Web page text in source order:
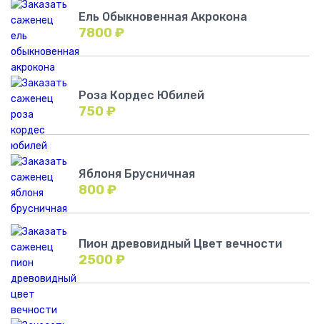
Ель Обыкновенная Акрокона
7800₽
Роза Кордес Юбилей
750₽
Яблоня Брусничная
800₽
Пион древовидный Цвет вечности
2500₽